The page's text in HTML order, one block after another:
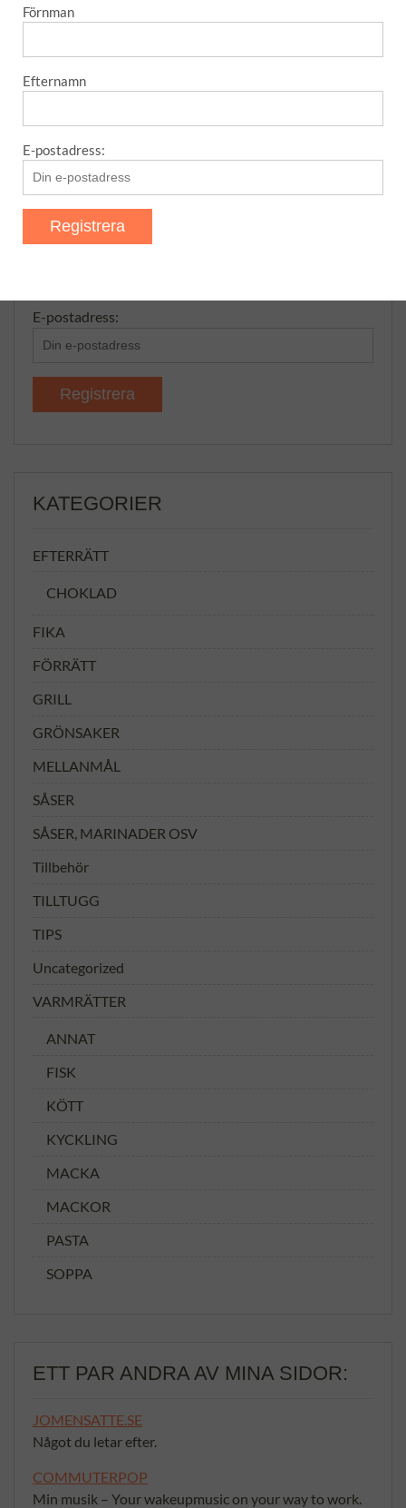
Det här med Blomkåls”biff”
ENKELT
Förnman
Efternamn
E-postadress:
KATEGORIER
EFTERRÄTT
CHOKLAD
FIKA
FÖRRÄTT
GRILL
GRÖNSAKER
MELLANMÅL
SÅSER
SÅSER, MARINADER OSV
Tillbehör
TILLTUGG
TIPS
Uncategorized
VARMRÄTTER
ANNAT
FISK
KÖTT
KYCKLING
MACKA
MACKOR
PASTA
SOPPA
ETT PAR ANDRA AV MINA SIDOR:
JOMENSATTE.SE
Något du letar efter.
COMMUTERPOP
Min musik – Your wakeupmusic on your way to work.
Förnman
Efternamn
E-postadress: